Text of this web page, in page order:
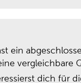
ein
vergleichbare
dich für